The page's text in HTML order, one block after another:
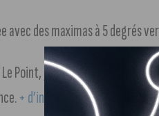
des maximas à 5 degrés
Point, jeudi dernier, le CHU
+ d’infos dans notre article